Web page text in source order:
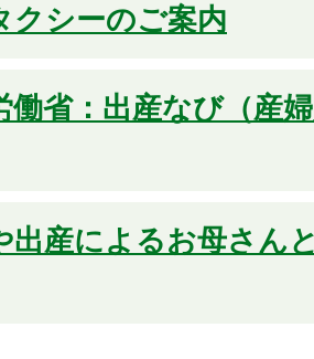
クシーのご案内
働省：出産なび（産
出産によるお母さん